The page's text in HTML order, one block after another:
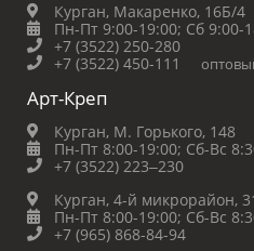
Курган, Макаренко, 16Б/4
Пн-Пт 9:00-19:00; Сб 9:00-
+7 (3522) 250-280
+7 (3522) 450-111
Арт-Креп
Курган, М. Горького, 148
Пн-Пт 8:00-19:00; Сб-Вс
+7 (3522) 223‒230
Курган, 4-й микрорайон,
Пн-Пт 8:00-19:00; Сб-Вс
+7 (965) 868-84-94